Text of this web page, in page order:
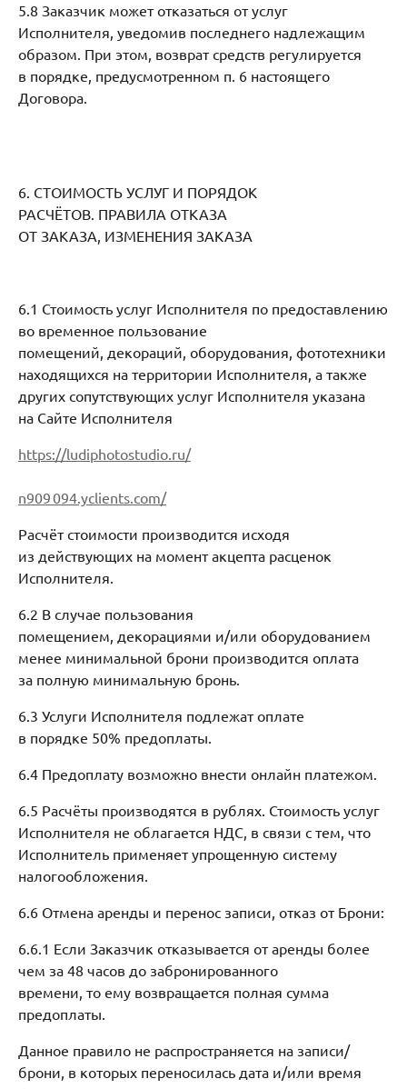
5.8 Заказчик может отказаться от услуг
Исполнителя, уведомив последнего надлежащим
образом. При этом, возврат средств регулируется
в порядке, предусмотренном п. 6 настоящего
Договора.
6. СТОИМОСТЬ УСЛУГ И ПОРЯДОК
РАСЧЁТОВ. ПРАВИЛА ОТКАЗА
ОТ ЗАКАЗА, ИЗМЕНЕНИЯ ЗАКАЗА
6.1 Стоимость услуг Исполнителя по предоставлению
во временное пользование
помещений, декораций, оборудования, фототехники
находящихся на территории Исполнителя, а также
других сопутствующих услуг Исполнителя указана
на Сайте Исполнителя
https://ludiphotostudio.ru/
n909 094.yclients.com/
Расчёт стоимости производится исходя
из действующих на момент акцепта расценок
Исполнителя.
6.2 В случае пользования
помещением, декорациями и/или оборудованием
менее минимальной брони производится оплата
за полную минимальную бронь.
6.3 Услуги Исполнителя подлежат оплате
в порядке 50% предоплаты.
6.4 Предоплату возможно внести онлайн платежом.
6.5 Расчёты производятся в рублях. Стоимость услуг
Исполнителя не облагается НДС, в связи с тем, что
Исполнитель применяет упрощенную систему
налогообложения.
6.6 Отмена аренды и перенос записи, отказ от Брони:
6.6.1 Если Заказчик отказывается от аренды более
чем за 48 часов до забронированного
времени, то ему возвращается полная сумма
предоплаты.
Данное правило не распространяется на записи/
брони, в которых переносилась дата и/или время